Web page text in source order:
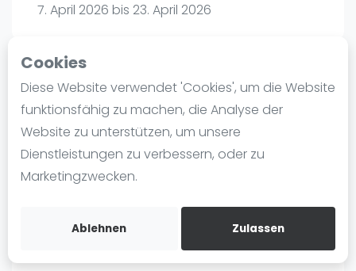
Cookies
Diese Website verwendet 'Cookies', um die Website
funktionsfähig zu machen, die Analyse der
Website zu unterstützen, um unsere
Dienstleistungen zu verbessern, oder zu
Marketingzwecken.
Ablehnen Zulassen
FIP Männer
Blog
Die Geschichte von Padel
Regeln und Punktzählung
Padel Schläge
Video
7. April 2026 bis 23. April 2026
Playtomic
PadelBase Ludwigshafen | Ludwigshafen am
Rhein
Weiherstraße 39
Routebeschrijving